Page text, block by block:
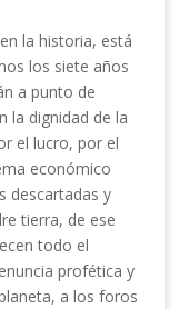
la historia, está
los siete años
a punto de
la dignidad de la
el lucro, por el
económico
descartadas y
tierra, de ese
todo el
profética y
a los foros